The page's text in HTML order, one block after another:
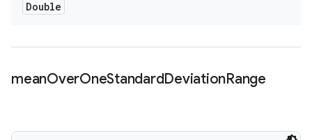
Double
meanOverOneStandardDeviationRange